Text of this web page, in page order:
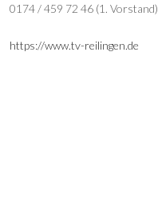
0174 / 459 72 46 (1. Vorstand)
https://www.tv-reilingen.de